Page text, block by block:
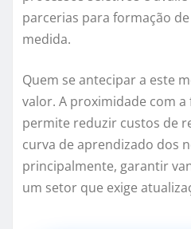
parcerias para formação
medida.
Quem se antecipar a este
valor. A proximidade com
permite reduzir custos de
curva de aprendizado dos
principalmente, garantir
um setor que exige